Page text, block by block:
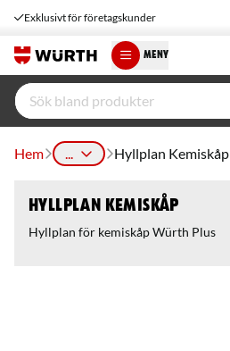
Exklusivt för företagskunder
MENY
Hem ... Hyllplan Kemiskåp
Hyllplan Kemiskåp
Hyllplan för kemiskåp Würth Plus